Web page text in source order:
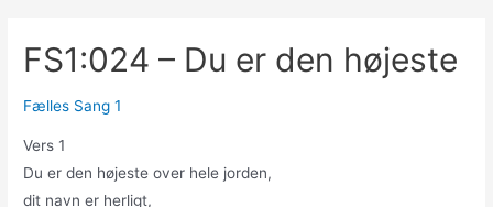
FS1:024 – Du er den højeste
Fælles Sang 1
Vers 1
Du er den højeste over hele jorden,
dit navn er herligt,